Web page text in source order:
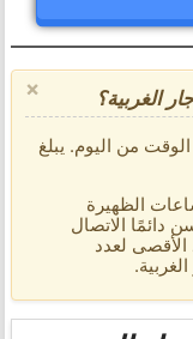
× الغربية؟
من اليوم. يبلغ
الظهيرة
دائمًا الاتصال
الأقصى لعدد